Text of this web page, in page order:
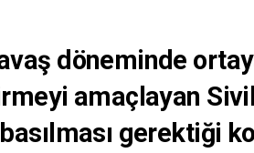
döneminde
amaçlayan Sivil
gerektiği